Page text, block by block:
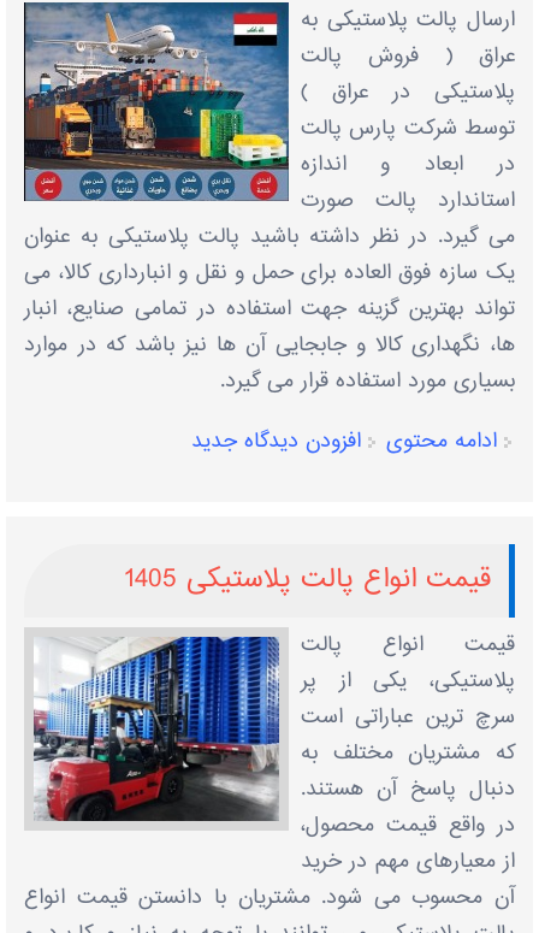
ارسال پالت پلاستیکی به
عراق ( فروش پالت
پلاستیکی در عراق )
توسط شرکت پارس پالت
در ابعاد و اندازه
استاندارد پالت صورت
می گیرد. در نظر داشته باشید پالت پلاستیکی به عنوان
یک سازه فوق العاده برای حمل و نقل و انبارداری کالا، می
تواند بهترین گزینه جهت استفاده در تمامی صنایع، انبار
ها، نگهداری کالا و جابجایی آن ها نیز باشد که در موارد
بسیاری مورد استفاده قرار می گیرد.
ادامه محتوی
افزودن دیدگاه جدید
قیمت انواع پالت پلاستیکی 1405
قیمت انواع پالت
پلاستیکی، یکی از پر
سرچ ترین عباراتی است
که مشتریان مختلف به
دنبال پاسخ آن هستند.
در واقع قیمت محصول،
از معیارهای مهم در خرید
آن محسوب می شود. مشتریان با دانستن قیمت انواع